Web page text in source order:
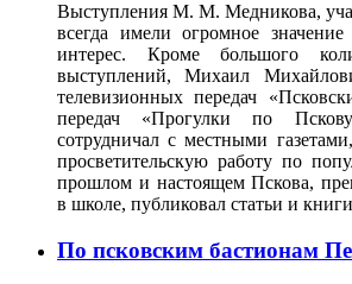
Выступления М. М. Медникова,
всегда имели огромное
интерес. Кроме большого
выступлений, Михаил
телевизионных передач
передач «Прогулки по
сотрудничал с местными
просветительскую работу по
прошлом и настоящем Пскова,
в школе, публиковал статьи и
По псковским бастионам